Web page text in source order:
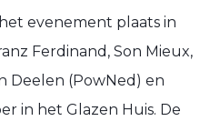
evenement plaats in
Ferdinand, Son Mieux,
Deelen (PowNed) en
in het Glazen Huis. De